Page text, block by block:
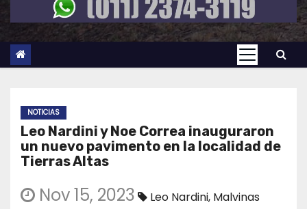
NOTICIAS
Leo Nardini y Noe Correa inauguraron
un nuevo pavimento en la localidad de
Tierras Altas
Nov 15, 2023 Leo Nardini, Malvinas